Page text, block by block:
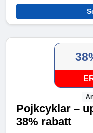
Pojkcyklar –
38% rabatt